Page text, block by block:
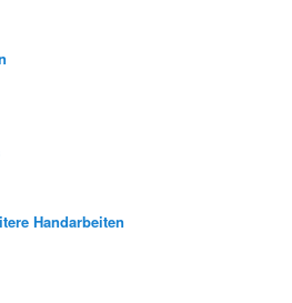
Handarbeiten